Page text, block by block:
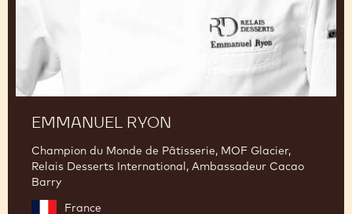
EMMANUEL RYON
Champion du Monde de Pâtisserie, MOF Glacier,
Relais Desserts International, Ambassadeur Cacao
Barry
France